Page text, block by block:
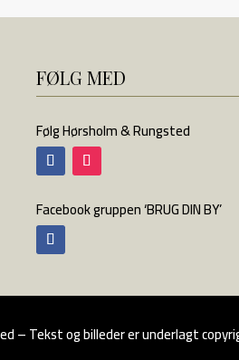
FØLG MED
Følg Hørsholm & Rungsted
Facebook gruppen ‘BRUG DIN BY’
– Tekst og billeder er underlagt